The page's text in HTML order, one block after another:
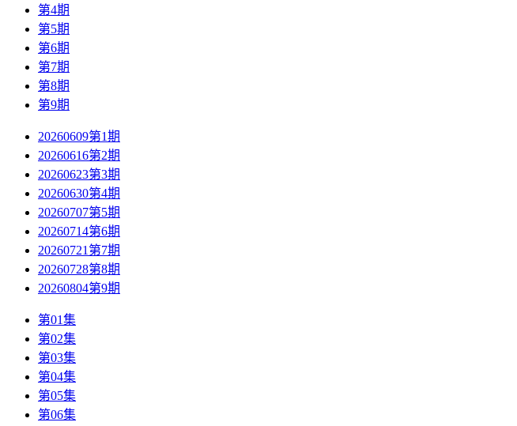
第4期
第5期
第6期
第7期
第8期
第9期
20260609第1期
20260616第2期
20260623第3期
20260630第4期
20260707第5期
20260714第6期
20260721第7期
20260728第8期
20260804第9期
第01集
第02集
第03集
第04集
第05集
第06集